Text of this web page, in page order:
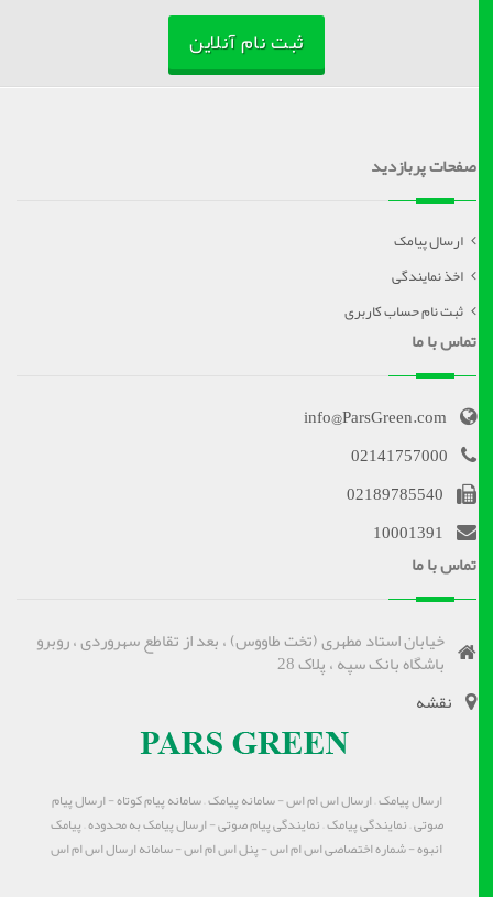
ثبت نام آنلاین
صفحات پربازدید
ارسال پیامک
اخذ نمایندگی
ثبت نام حساب کاربری
تماس با ما
info@ParsGreen.com
02141757000
02189785540
10001391
تماس با ما
خیابان استاد مطهری (تخت طاووس) ، بعد از تقاطع سهروردی ، روبرو
باشگاه بانک سپه ، پلاک 28
نقشه
ارسال پیامک – ارسال اس ام اس - سامانه پیامک – سامانه پیام کوتاه - ارسال پیام
صوتی – نمایندگی پیامک – نمایندگی پیام صوتی - ارسال پیامک به محدوده – پیامک
انبوه - شماره اختصاصی اس ام اس - پنل اس ام اس - سامانه ارسال اس ام اس